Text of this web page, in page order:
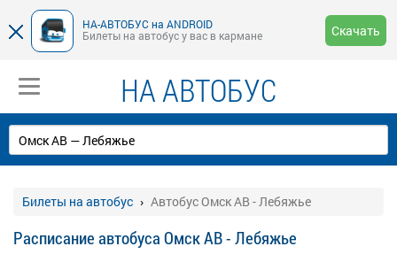
НА-АВТОБУС на ANDROID
Билеты на автобус у вас в кармане
Скачать
НА АВТОБУС
Билеты на автобус Автобус Омск АВ - Лебяжье
Расписание автобуса Омск АВ - Лебяжье